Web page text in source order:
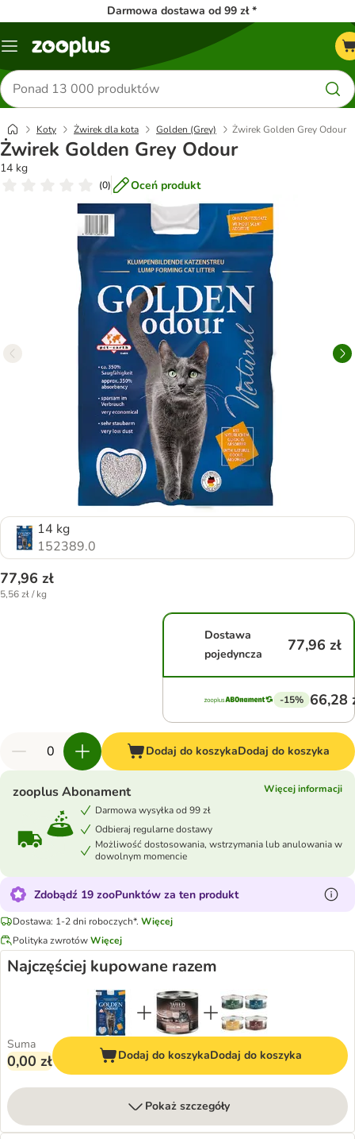
Darmowa dostawa od 99 zł *
Menu
Szukaj
produktów
Koty Żwirek dla kota Golden (Grey) Żwirek Golden Grey Odour
Żwirek Golden Grey Odour
14 kg
(0) Oceń produkt
14 kg
152389.0
77,96 zł
5,56 zł / kg
Dostawa
pojedyncza
77,96 zł
-15% 66,28
Dodaj do koszykaDodaj do koszyka
zooplus Abonament
Więcej informacji
Darmowa wysyłka od 99 zł
Odbieraj regularne dostawy
Możliwość dostosowania, wstrzymania lub anulowania w
dowolnym momencie
Zdobądź 19 zooPunktów za ten produkt
Dostawa: 1-2 dni roboczych*. Więcej
Polityka zwrotówWięcej
Najczęściej kupowane razem
Suma
0,00 zł Dodaj do koszykaDodaj do koszyka
Pokaż szczegóły